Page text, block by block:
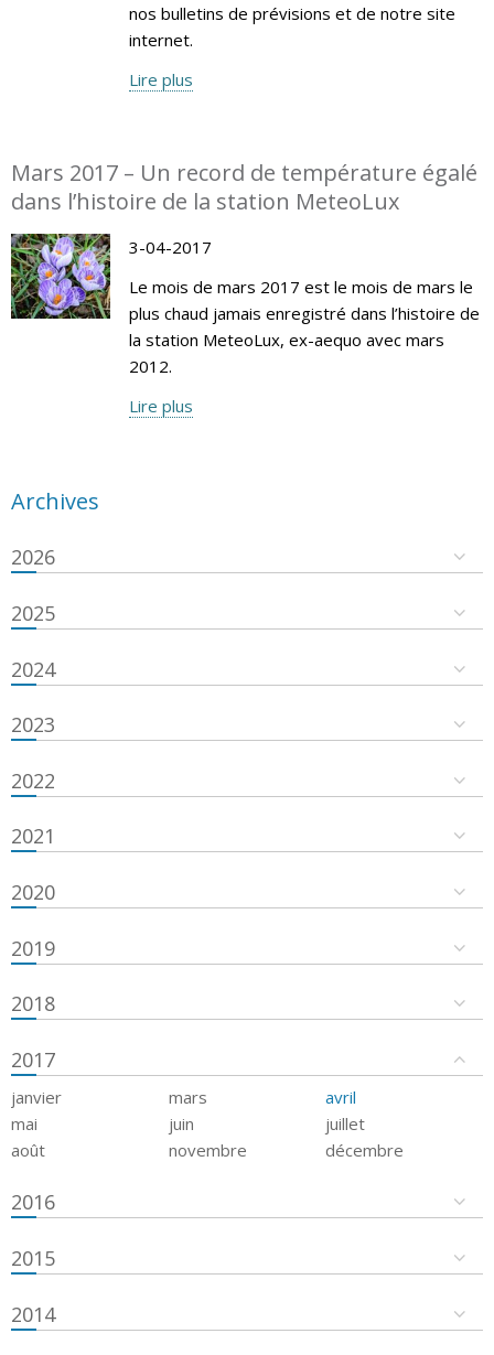
nos bulletins de prévisions et de notre site
internet.
Lire plus
Mars 2017 – Un record de température égalé
dans l’histoire de la station MeteoLux
3-04-2017
Le mois de mars 2017 est le mois de mars le
plus chaud jamais enregistré dans l’histoire de
la station MeteoLux, ex-aequo avec mars
2012.
Lire plus
Archives
2026
2025
2024
2023
2022
2021
2020
2019
2018
2017
janvier mars
avril
mai
juin
juillet
août
novembre décembre
2016
2015
2014